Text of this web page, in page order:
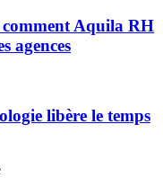
Aquila RH
agences
libère le temps